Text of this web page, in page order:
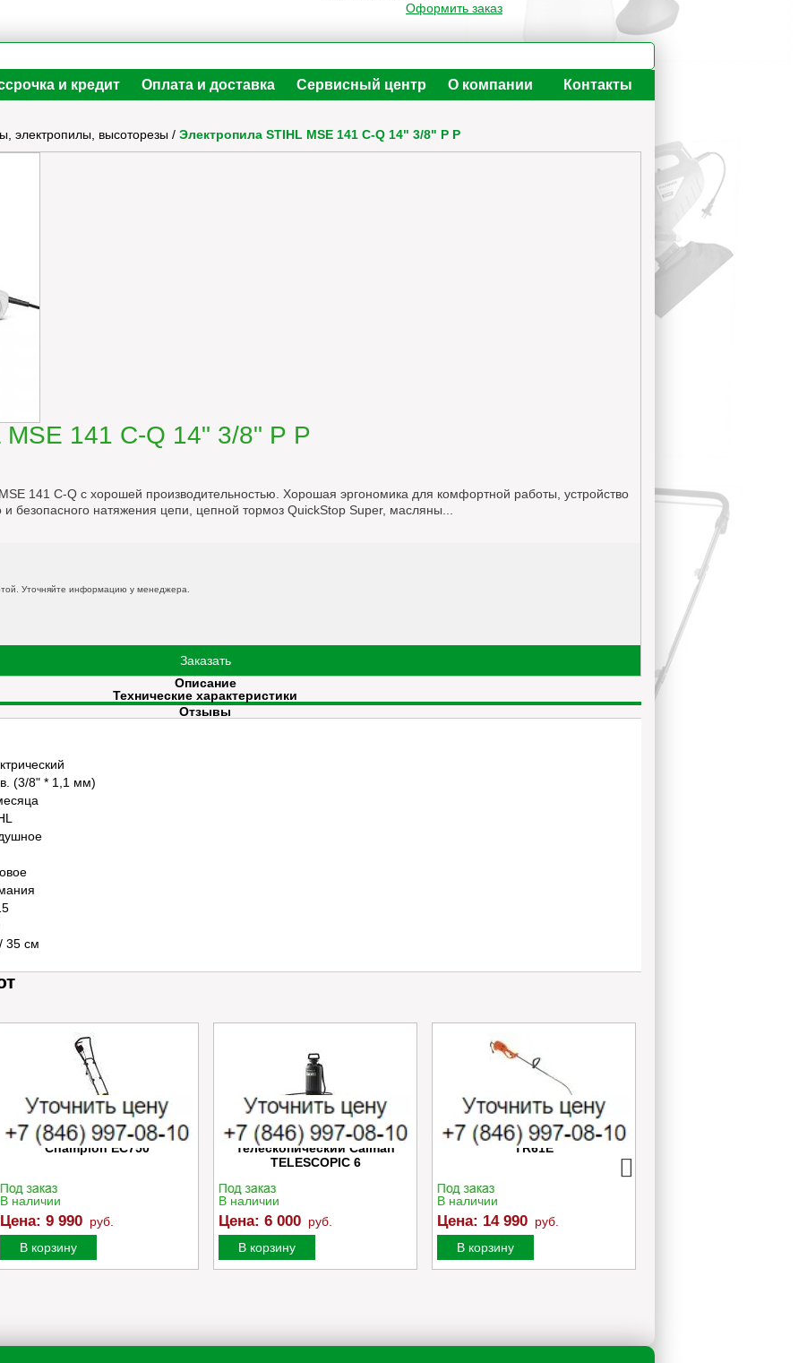
Оформить заказ
и кредит Оплата и доставка Сервисный центр О компании Контакты
электропилы, высоторезы / Электропила STIHL MSE 141 С-Q 14" 3/8" Р Р
MSE 141 С-Q 14" 3/8" Р Р
141 C-Q с хорошей производительностью. Хорошая эргономика для комфортной работы, устройство
безопасного натяжения цепи, цепной тормоз QuickStop Super, масляны...
Уточняйте информацию у менеджера.
Заказать
Описание
Технические характеристики
Отзывы
(3/8" * 1,1 мм)
35 см
Электрический культиватор
Champion EC750
В наличии
Цена: 9 990 руб.
В корзину
Опрыскиватель ручной
телескопический Caiman
TELESCOPIC 6
В наличии
Цена: 6 000 руб.
В корзину
Электротриммер Oleo-Mac
TR61E
В наличии
Цена: 14 990 руб.
В корзину